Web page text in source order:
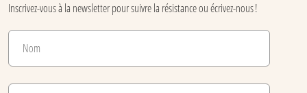
Inscrivez-vous à la newsletter pour suivre la résistance ou écrivez-nous !